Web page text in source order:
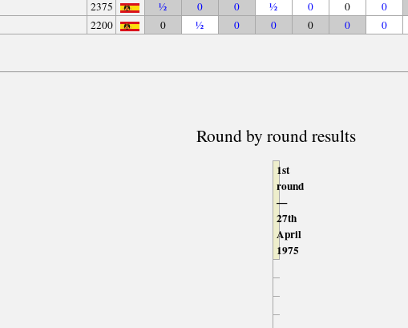
2375 ½ 0 0 ½ 0 0 0
2200 0 ½ 0 0 0 0 0
Round by round results
1st
round
—
27th
April
1975